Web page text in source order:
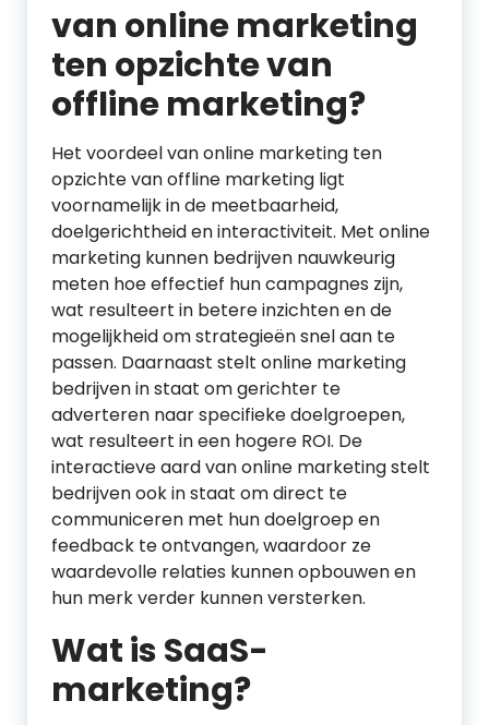
van online marketing
ten opzichte van
offline marketing?
Het voordeel van online marketing ten
opzichte van offline marketing ligt
voornamelijk in de meetbaarheid,
doelgerichtheid en interactiviteit. Met online
marketing kunnen bedrijven nauwkeurig
meten hoe effectief hun campagnes zijn,
wat resulteert in betere inzichten en de
mogelijkheid om strategieën snel aan te
passen. Daarnaast stelt online marketing
bedrijven in staat om gerichter te
adverteren naar specifieke doelgroepen,
wat resulteert in een hogere ROI. De
interactieve aard van online marketing stelt
bedrijven ook in staat om direct te
communiceren met hun doelgroep en
feedback te ontvangen, waardoor ze
waardevolle relaties kunnen opbouwen en
hun merk verder kunnen versterken.
Wat is SaaS-
marketing?